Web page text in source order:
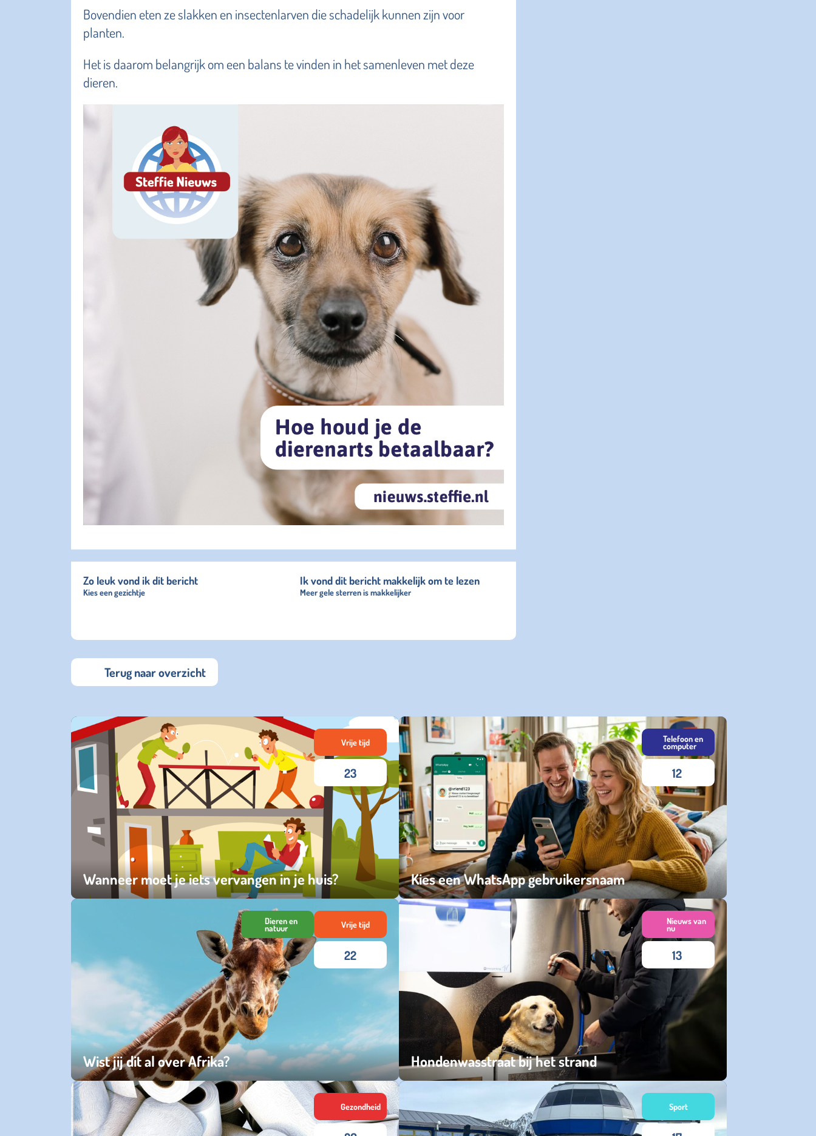
Bovendien eten ze slakken en insectenlarven die schadelijk kunnen zijn voor
planten.
Het is daarom belangrijk om een balans te vinden in het samenleven met deze
dieren.
Zo leuk vond ik dit bericht
Kies een gezichtje
Ik vond dit bericht makkelijk om te lezen
Meer gele sterren is makkelijker
Terug naar overzicht
Wanneer moet je iets vervangen in je huis?
zondag 12 juli 2026
Vrije tijd
23
Kies een WhatsApp gebruikersnaam
maandag 06 juli 2026
Telefoon en
computer
12
Wist jij dit al over Afrika?
zaterdag 27 juni 2026
Dieren en
natuur Vrije tijd
22
Hondenwasstraat bij het strand
woensdag 10 juni 2026
Nieuws van
nu
13
Gezondheid Sport